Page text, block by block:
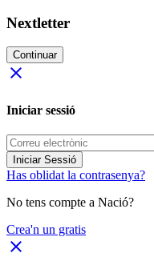
Nextletter
Continuar
close
Iniciar sessió
Iniciar Sessió
Has oblidat la contrasenya?
No tens compte a Nació?
Crea'n un gratis
close